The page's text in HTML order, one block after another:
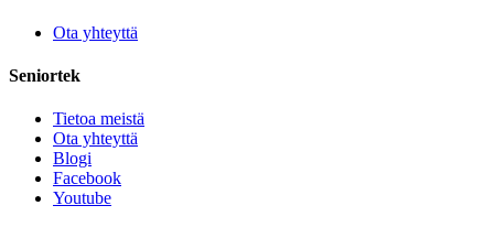
Ota yhteyttä
Seniortek
Tietoa meistä
Ota yhteyttä
Blogi
Facebook
Youtube